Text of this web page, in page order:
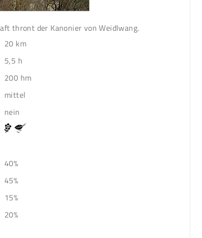
thront der Kanonier von Weidlwang.
20 km
5,5 h
200 hm
mittel
nein
40%
45%
15%
20%